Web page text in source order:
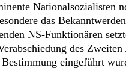
Nationalsozialisten
das
NS-Funktionären
des
Bestimmung eingeführt